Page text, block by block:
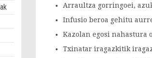
Arraultza gorringoei,
Infusio beroa gehitu
Kazolan egosi nahastura
Txinatar iragazkitik